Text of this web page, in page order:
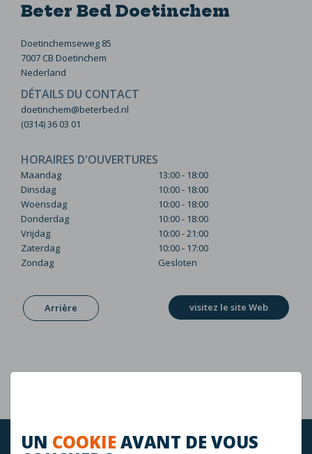
UN COOKIE AVANT DE VOUS
Beter Bed Doetinchem
Doetinchemseweg 85
7007 CB Doetinchem
Nederland
DÉTAILS DU CONTACT
doetinchem@beterbed.nl
(0314) 36 03 01
HORAIRES D'OUVERTURES
Maandag
13:00 - 18:00
Dinsdag
10:00 - 18:00
Woensdag
10:00 - 18:00
Donderdag
10:00 - 18:00
Vrijdag
10:00 - 21:00
Zaterdag
10:00 - 17:00
Zondag
Gesloten
Arrière visitez le site Web